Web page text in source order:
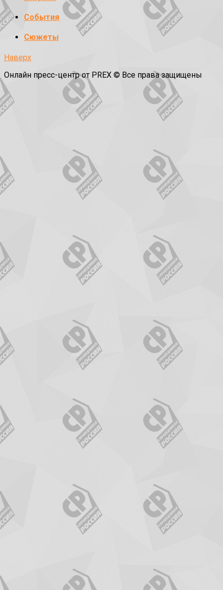
События
Сюжеты
Наверх
Онлайн пресс-центр от PREX © Все права защищены